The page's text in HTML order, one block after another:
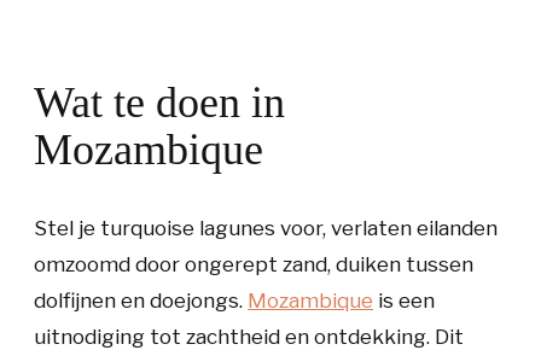
Wat te doen in
Mozambique
Stel je turquoise lagunes voor, verlaten eilanden
omzoomd door ongerept zand, duiken tussen
dolfijnen en doejongs. Mozambique is een
uitnodiging tot zachtheid en ontdekking. Dit